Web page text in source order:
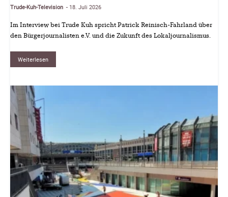
Trude-Kuh-Television - 18. Juli 2026
Im Interview bei Trude Kuh spricht Patrick Reinisch-Fahrland über
den Bürgerjournalisten e.V. und die Zukunft des Lokaljournalismus.
Weiterlesen